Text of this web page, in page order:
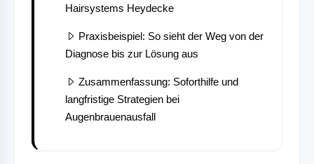
Hairsystems Heydecke
Praxisbeispiel: So sieht der Weg von der
Diagnose bis zur Lösung aus
Zusammenfassung: Soforthilfe und
langfristige Strategien bei
Augenbrauenausfall